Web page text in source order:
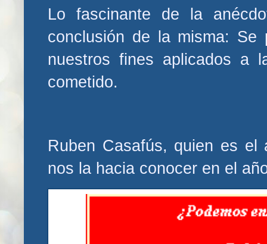
Lo fascinante de la
conclusión de la misma:
nuestros fines aplicados a
cometido.
Ruben Casafús, quien es el
nos la hacia conocer en el